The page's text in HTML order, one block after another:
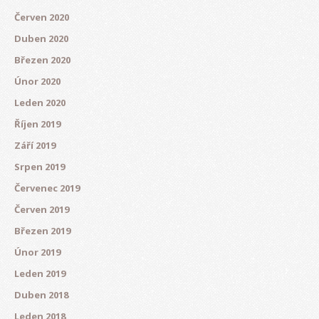
Červen 2020
Duben 2020
Březen 2020
Únor 2020
Leden 2020
Říjen 2019
Září 2019
Srpen 2019
Červenec 2019
Červen 2019
Březen 2019
Únor 2019
Leden 2019
Duben 2018
Leden 2018